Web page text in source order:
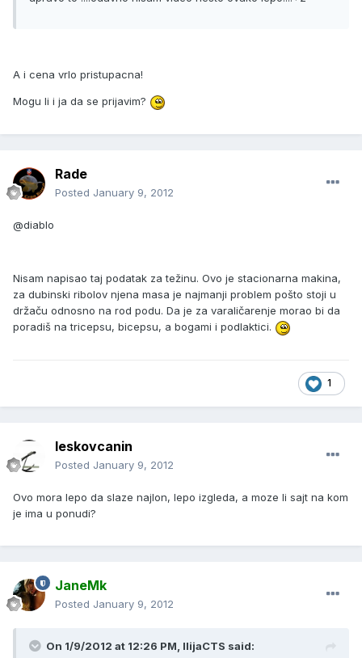
A i cena vrlo pristupacna!
Mogu li i ja da se prijavim?
Rade
Posted January 9, 2012
@diablo
Nisam napisao taj podatak za težinu. Ovo je stacionarna makina,
za dubinski ribolov njena masa je najmanji problem pošto stoji u
držaču odnosno na rod podu. Da je za varaličarenje morao bi da
poradiš na tricepsu, bicepsu, a bogami i podlaktici.
1
leskovcanin
Posted January 9, 2012
Ovo mora lepo da slaze najlon, lepo izgleda, a moze li sajt na kom
je ima u ponudi?
JaneMk
Posted January 9, 2012
On 1/9/2012 at 12:26 PM, IlijaCTS said: